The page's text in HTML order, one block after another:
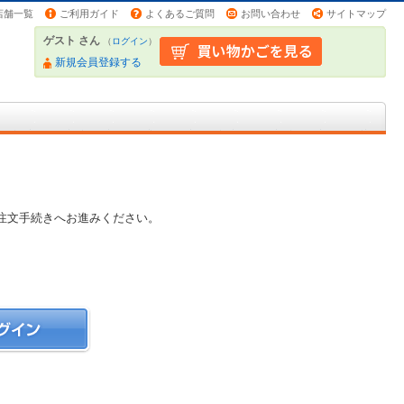
舗一覧 ご利用ガイド よくあるご質問 お問い合わせ サイトマップ
ゲスト さん （ログイン）
新規会員登録する
手続きへお進みください。